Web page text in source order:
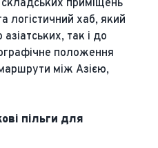
складських приміщень
логістичний хаб, який
так і до
положення
між Азією,
пільги для